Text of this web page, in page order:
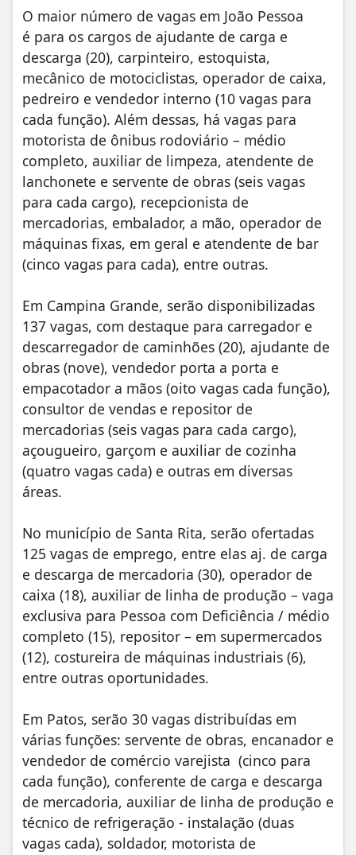
O maior número de vagas em João Pessoa
é para os cargos de ajudante de carga e
descarga (20), carpinteiro, estoquista,
mecânico de motociclistas, operador de caixa,
pedreiro e vendedor interno (10 vagas para
cada função). Além dessas, há vagas para
motorista de ônibus rodoviário – médio
completo, auxiliar de limpeza, atendente de
lanchonete e servente de obras (seis vagas
para cada cargo), recepcionista de
mercadorias, embalador, a mão, operador de
máquinas fixas, em geral e atendente de bar
(cinco vagas para cada), entre outras.
Em Campina Grande, serão disponibilizadas
137 vagas, com destaque para carregador e
descarregador de caminhões (20), ajudante de
obras (nove), vendedor porta a porta e
empacotador a mãos (oito vagas cada função),
consultor de vendas e repositor de
mercadorias (seis vagas para cada cargo),
açougueiro, garçom e auxiliar de cozinha
(quatro vagas cada) e outras em diversas
áreas.
No município de Santa Rita, serão ofertadas
125 vagas de emprego, entre elas aj. de carga
e descarga de mercadoria (30), operador de
caixa (18), auxiliar de linha de produção – vaga
exclusiva para Pessoa com Deficiência / médio
completo (15), repositor – em supermercados
(12), costureira de máquinas industriais (6),
entre outras oportunidades.
Em Patos, serão 30 vagas distribuídas em
várias funções: servente de obras, encanador e
vendedor de comércio varejista (cinco para
cada função), conferente de carga e descarga
de mercadoria, auxiliar de linha de produção e
técnico de refrigeração - instalação (duas
vagas cada), soldador, motorista de